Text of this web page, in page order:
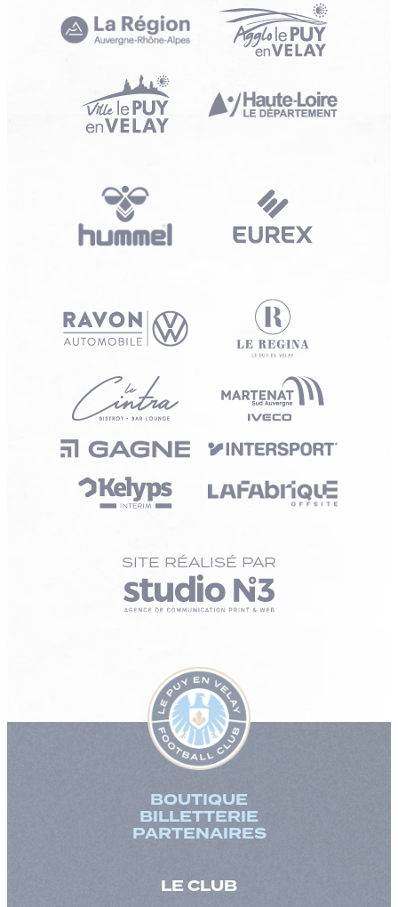
SITE RÉALISÉ PAR
BOUTIQUE
BILLETTERIE
PARTENAIRES
LE CLUB